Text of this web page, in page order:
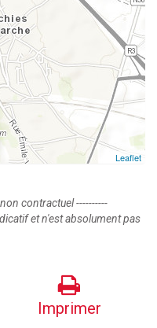
Leaflet
contractuel ----------
et n'est absolument pas
Imprimer